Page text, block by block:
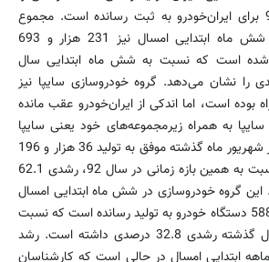
نسبت به شهریورماه 92 برای ایران‌خودرو به ثبت رسانده است. مجموع
تولیدات ایران‌خودرو در شش ماه ابتدایی امسال نیز 231 هزار و 693
شده است كه نسبت به شش ماه ابتدایی سال
رشدی 114درصدی را نشان می‌دهد. گروه خودروسازی سایپا نیز
بوده است، اما اندكی از ایران‌خودرو عقب مانده
به همراه زیرمجموعه‌های خود یعنی سایپا
كاشان و پارس خودرو در شهریور ماه گذشته موفق به تولید 36 هزار و 196
دستگاه خودرو شد كه نسبت به همین بازه زمانی در سال 92، رشدی 62.1
گروه خودروسازی در شش ماه ابتدایی امسال
نیز مجموعا 171 هزار و 588 دستگاه خودرو به تولید رسانده است كه نسبت
به شش ماه ابتدایی سال گذشته رشدی 32.8 درصدی داشته است. رشد
ابتدایی امسال در حالی است كه كارشناسان